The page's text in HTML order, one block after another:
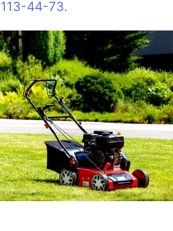
44-73.